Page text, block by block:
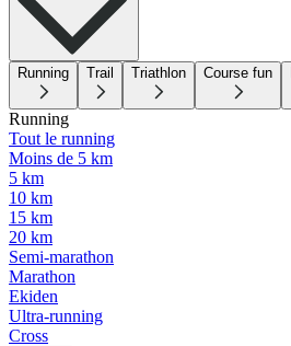
Running Trail Triathlon Course fun
Running
Tout le running
Moins de 5 km
5 km
10 km
15 km
20 km
Semi-marathon
Marathon
Ekiden
Ultra-running
Cross